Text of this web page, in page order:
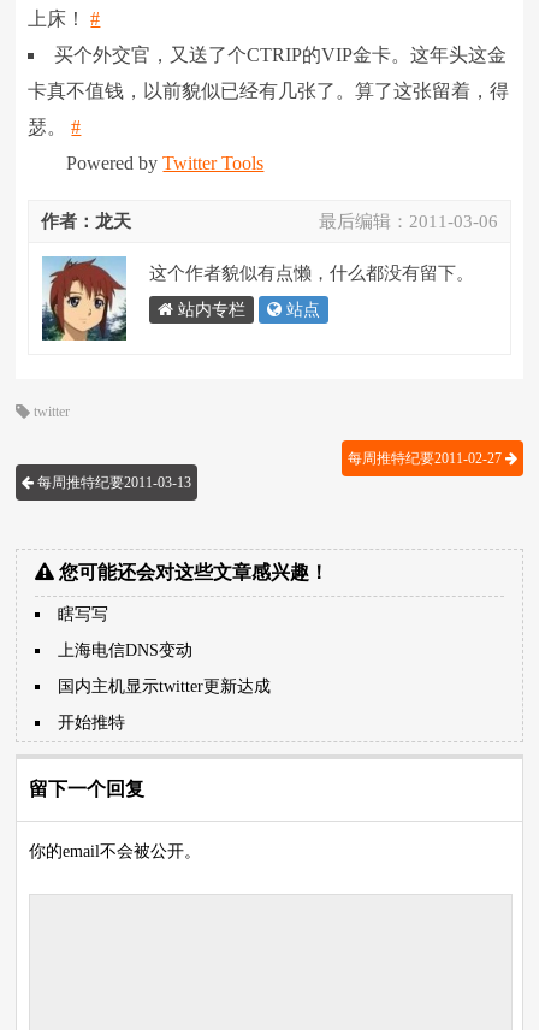
上床！#
买个外交官，又送了个CTRIP的VIP金卡。这年头这金
卡真不值钱，以前貌似已经有几张了。算了这张留着，得
瑟。#
Powered byTwitter Tools
最后编辑： 2011-03-06
作者：龙天
这个作者貌似有点懒，什么都没有留下。
站内专栏 站点
twitter
每周推特纪要2011-03-13
每周推特纪要2011-02-27
您可能还会对这些文章感兴趣！
瞎写写
上海电信DNS变动
国内主机显示twitter更新达成
开始推特
留下一个回复
你的email不会被公开。